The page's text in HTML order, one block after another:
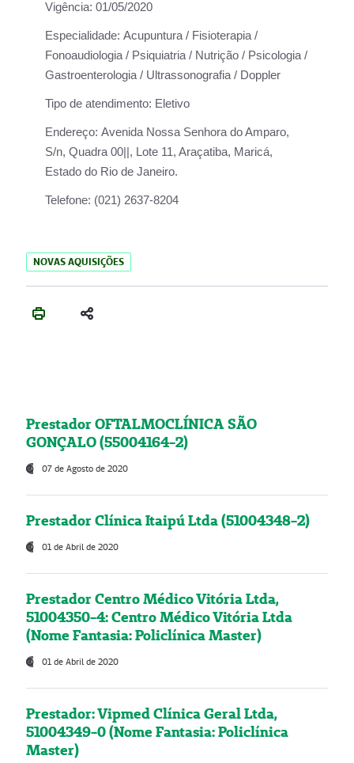
Vigência: 01/05/2020
Especialidade: Acupuntura / Fisioterapia /
Fonoaudiologia / Psiquiatria / Nutrição / Psicologia /
Gastroenterologia / Ultrassonografia / Doppler
Tipo de atendimento: Eletivo
Endereço: Avenida Nossa Senhora do Amparo,
S/n, Quadra 00||, Lote 11, Araçatiba, Maricá,
Estado do Rio de Janeiro.
Telefone: (021) 2637-8204
NOVAS AQUISIÇÕES
Prestador OFTALMOCLÍNICA SÃO
GONÇALO (55004164-2)
07 de Agosto de 2020
Prestador Clínica Itaipú Ltda (51004348-2)
01 de Abril de 2020
Prestador Centro Médico Vitória Ltda,
51004350-4: Centro Médico Vitória Ltda
(Nome Fantasia: Policlínica Master)
01 de Abril de 2020
Prestador: Vipmed Clínica Geral Ltda,
51004349-0 (Nome Fantasia: Policlínica
Master)